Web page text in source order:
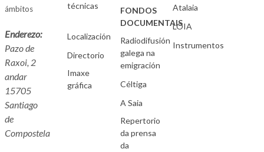
ámbitos
Enderezo:
Pazo de
Raxoi, 2
andar
15705
Santiago
de
Compostela
técnicas
Localización
Directorio
Imaxe
gráfica
FONDOS
DOCUMENTAIS
Radiodifusión
galega na
emigración
Céltiga
A Saia
Repertorio
da prensa
da
Atalaia
LOIA
Instrumentos